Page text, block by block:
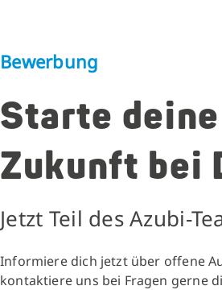
Bewerbung
Starte deine
Zukunft bei
Jetzt Teil des Azubi-
Informiere dich jetzt über offene
kontaktiere uns bei Fragen gerne